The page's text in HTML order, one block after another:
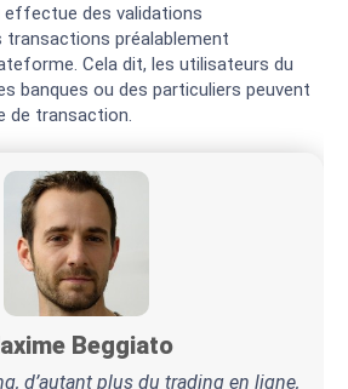
des validations
transactions préalablement
Cela dit, les utilisateurs du
banques ou des particuliers peuvent
de transaction.
Beggiato
d’autant plus du trading en ligne,